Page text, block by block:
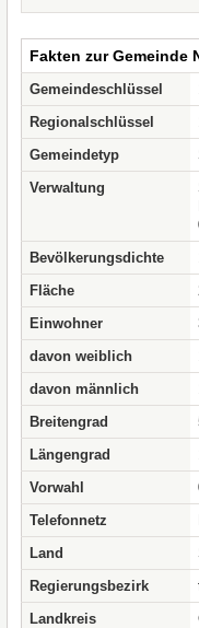
Fakten zur Gemeinde
Gemeindeschlüssel
Regionalschlüssel
Gemeindetyp
Verwaltung
Bevölkerungsdichte
Fläche
Einwohner
davon weiblich
davon männlich
Breitengrad
Längengrad
Vorwahl
Telefonnetz
Land
Regierungsbezirk
Landkreis